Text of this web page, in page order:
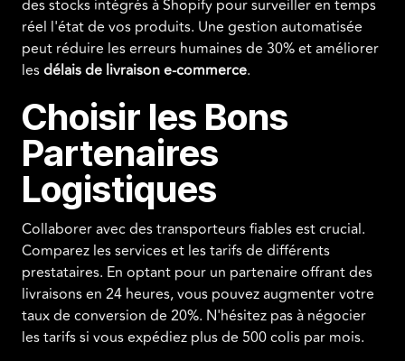
des stocks intégrés à Shopify pour surveiller en temps
réel l'état de vos produits. Une gestion automatisée
peut réduire les erreurs humaines de 30% et améliorer
lesdélais de livraison e-commerce.
Choisir les Bons
Partenaires
Logistiques
Collaborer avec des transporteurs fiables est crucial.
Comparez les services et les tarifs de différents
prestataires. En optant pour un partenaire offrant des
livraisons en 24 heures, vous pouvez augmenter votre
taux de conversion de 20%. N'hésitez pas à négocier
les tarifs si vous expédiez plus de 500 colis par mois.